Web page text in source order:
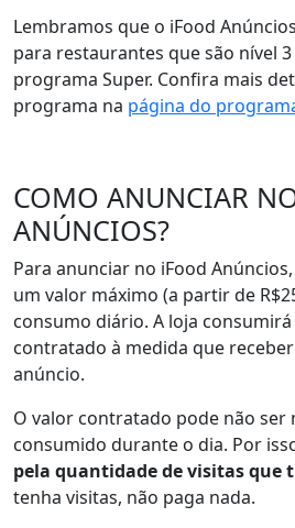
Lembramos que o iFood
para restaurantes que são nível
programa Super. Confira mais
programa na página do
COMO ANUNCIAR
ANÚNCIOS?
Para anunciar no iFood
um valor máximo (a partir de
consumo diário. A loja
contratado à medida que
anúncio.
O valor contratado pode não ser
consumido durante o dia. Por
pela quantidade de visitas que
tenha visitas, não paga nada.